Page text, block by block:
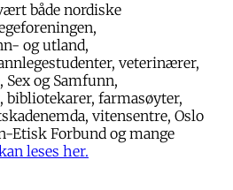
både nordiske
og utland,
veterinærer,
og Samfunn,
farmasøyter,
vitensentre, Oslo
Etisk Forbund og mange
leses her.